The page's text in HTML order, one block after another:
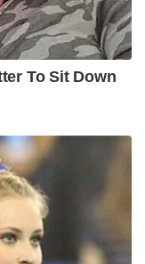
To Sit Down